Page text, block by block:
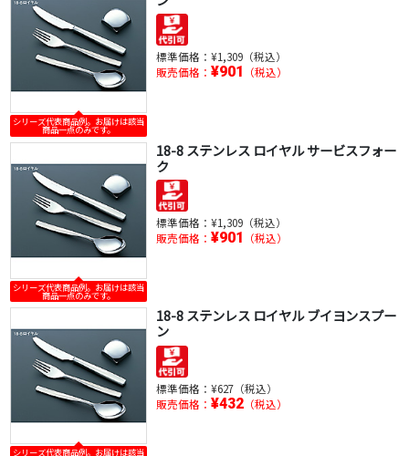
シリーズ代表商品例。お届けは該当
商品一点のみです。
標準価格： ¥1,309（税込）
販売価格： ¥901 （税込）
シリーズ代表商品例。お届けは該当
商品一点のみです。
18-8 ステンレス ロイヤル サービスフォー
ク
標準価格： ¥1,309（税込）
販売価格： ¥901 （税込）
シリーズ代表商品例。お届けは該当
18-8 ステンレス ロイヤル ブイヨンスプー
ン
標準価格： ¥627（税込）
販売価格： ¥432（税込）